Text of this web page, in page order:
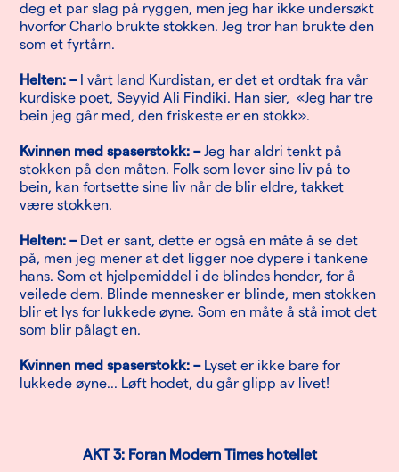
deg et par slag på ryggen, men jeg har ikke undersøkt
hvorfor Charlo brukte stokken. Jeg tror han brukte den
som et fyrtårn.
Helten: –
I vårt land Kurdistan, er det et ordtak fra vår
kurdiske poet, Seyyid Ali Findiki. Han sier, «Jeg har tre
bein jeg går med, den friskeste er en stokk».
Kvinnen med spaserstokk: –Jeg har aldri tenkt på
stokken på den måten. Folk som lever sine liv på to
bein, kan fortsette sine liv når de blir eldre, takket
være stokken.
Helten: – Det er sant, dette er også en måte å se det
på, men jeg mener at det ligger noe dypere i tankene
hans. Som et hjelpemiddel i de blindes hender, for å
veilede dem. Blinde mennesker er blinde, men stokken
blir et lys for lukkede øyne. Som en måte å stå imot det
som blir pålagt en.
Kvinnen med spaserstokk: –Lyset er ikke bare for
lukkede øyne... Løft hodet, du går glipp av livet!
AKT 3: Foran Modern Times hotellet